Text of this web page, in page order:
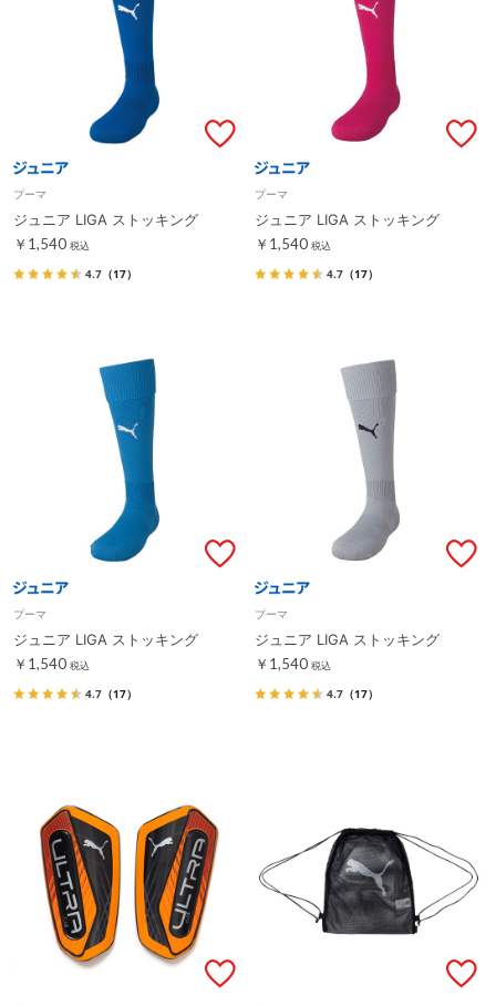
プーマ
ジュニア LIGA ストッキング
￥1,540 税込
4.7 （17）
プーマ
ジュニア LIGA ストッキング
￥1,540 税込
4.7 （17）
プーマ
ジュニア LIGA ストッキング
￥1,540 税込
4.7 （17）
プーマ
ジュニア LIGA ストッキング
￥1,540 税込
4.7 （17）